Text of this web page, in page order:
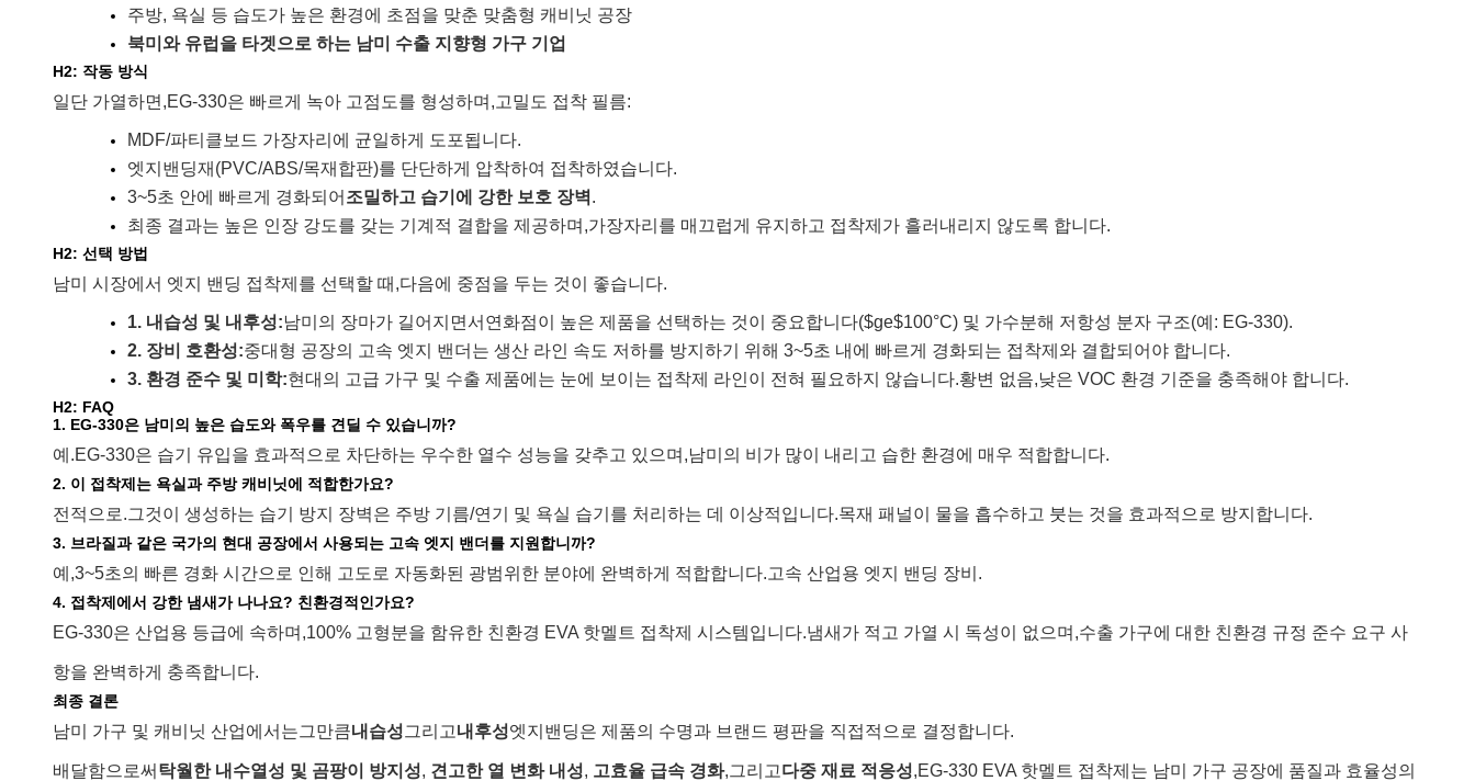
주방, 욕실 등 습도가 높은 환경에 초점을 맞춘 맞춤형 캐비닛 공장
북미와 유럽을 타겟으로 하는 남미 수출 지향형 가구 기업
H2: 작동 방식
일단 가열하면,EG-330은 빠르게 녹아 고점도를 형성하며,고밀도 접착 필름:
MDF/파티클보드 가장자리에 균일하게 도포됩니다.
엣지밴딩재(PVC/ABS/목재합판)를 단단하게 압착하여 접착하였습니다.
3~5초 안에 빠르게 경화되어 조밀하고 습기에 강한 보호 장벽 .
최종 결과는 높은 인장 강도를 갖는 기계적 결합을 제공하며,가장자리를 매끄럽게 유지하고 접착제가 흘러내리지 않도록 합니다.
H2: 선택 방법
남미 시장에서 엣지 밴딩 접착제를 선택할 때,다음에 중점을 두는 것이 좋습니다.
1. 내습성 및 내후성:남미의 장마가 길어지면서 연화점이 높은 제품을 선택하는 것이 중요합니다($ge$100°C) 및 가수분해 저항성 분자 구조(예: EG-330).
2. 장비 호환성:중대형 공장의 고속 엣지 밴더는 생산 라인 속도 저하를 방지하기 위해 3~5초 내에 빠르게 경화되는 접착제와 결합되어야 합니다.
3. 환경 준수 및 미학:현대의 고급 가구 및 수출 제품에는 눈에 보이는 접착제 라인이 전혀 필요하지 않습니다.황변 없음,낮은 VOC 환경 기준을 충족해야 합니다.
H2: FAQ
1. EG-330은 남미의 높은 습도와 폭우를 견딜 수 있습니까?
예.EG-330은 습기 유입을 효과적으로 차단하는 우수한 열수 성능을 갖추고 있으며,남미의 비가 많이 내리고 습한 환경에 매우 적합합니다.
2. 이 접착제는 욕실과 주방 캐비닛에 적합한가요?
전적으로.그것이 생성하는 습기 방지 장벽은 주방 기름/연기 및 욕실 습기를 처리하는 데 이상적입니다.목재 패널이 물을 흡수하고 붓는 것을 효과적으로 방지합니다.
3. 브라질과 같은 국가의 현대 공장에서 사용되는 고속 엣지 밴더를 지원합니까?
예,3~5초의 빠른 경화 시간으로 인해 고도로 자동화된 광범위한 분야에 완벽하게 적합합니다.고속 산업용 엣지 밴딩 장비.
4. 접착제에서 강한 냄새가 나나요? 친환경적인가요?
EG-330은 산업용 등급에 속하며,100% 고형분을 함유한 친환경 EVA 핫멜트 접착제 시스템입니다.냄새가 적고 가열 시 독성이 없으며,수출 가구에 대한 친환경 규정 준수 요구 사
항을 완벽하게 충족합니다.
최종 결론
남미 가구 및 캐비닛 산업에서는그만큼내습성그리고내후성엣지밴딩은 제품의 수명과 브랜드 평판을 직접적으로 결정합니다.
배달함으로써 탁월한 내수열성 및 곰팡이 방지성, 견고한 열 변화 내성, 고효율 급속 경화,그리고다중 재료 적응성,EG-330 EVA 핫멜트 접착제는 남미 가구 공장에 품질과 효율성의